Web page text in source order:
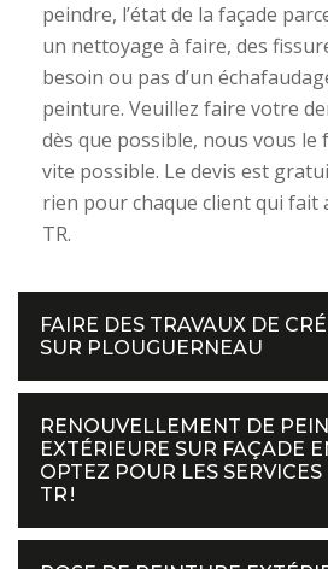
peindre, l’état de la façade
un nettoyage à faire, des
besoin ou pas d’un
peinture. Veuillez faire votre
dès que possible, nous vous
vite possible. Le devis est
rien pour chaque client qui fait
TR.
FAIRE DES TRAVAUX DE
SUR PLOUGUERNEAU
RENOUVELLEMENT DE
EXTÉRIEURE SUR FAÇADE
OPTEZ POUR LES
TR !